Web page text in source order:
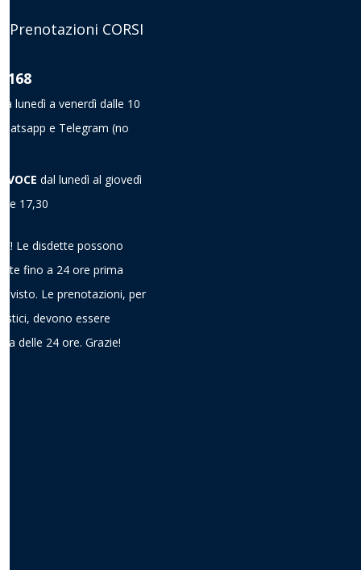
Prenotazioni CORSI
168
lunedì a venerdì dalle 10
e Telegram (no
VOCE dal lunedì al giovedì
17,30
Le disdette possono
fino a 24 ore prima
Le prenotazioni, per
devono essere
delle 24 ore. Grazie!